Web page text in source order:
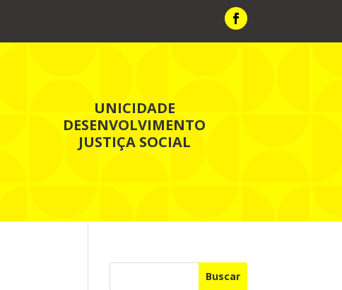
UNICIDADE
DESENVOLVIMENTO
JUSTIÇA SOCIAL
Buscar